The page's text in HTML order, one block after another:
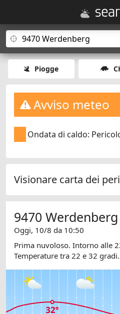
Piogge
Avviso meteo
Ondata di caldo:
Visionare carta dei
9470 Werdenberg
Oggi, 10/8 da 10:50
Prima nuvoloso. Intorno alle
Temperature tra 22 e 32 gradi.